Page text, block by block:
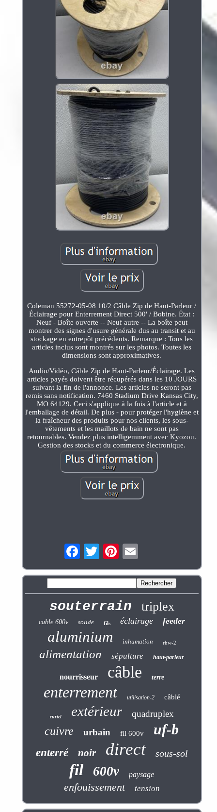
Coleman 55272-05-08 10/2 Câble Zip de Haut-Parleur /
Éclairage pour Enterrement Direct 500' / Bobine. État :
Neuf - Boîte ouverte -- Neuf autre -- La boîte peut
montrer des signes d'usure générale dus au transit et au
stockage en entrepôt précédents. Remarque : Tous les
articles inclus sont montrés sur les photos. Toutes les
dimensions sont approximatives.
Audio/Vidéo, Câble Zip de Haut-Parleur/Éclairage. Les
articles payés doivent être récupérés dans les 10 JOURS
suivant la fin de l'annonce. Les articles ne seront pas
remis sans notification. 7460 Stadium Drive Kansas City,
MO 64129. Ceci s'applique à la fois à l'article et à
l'emballage de détail. De plus - pour protéger l'hygiène et
la fraîcheur des produits pour nos clients, les sous-
vêtements et les maillots de bain ne sont pas
retournables. Vendez plus intelligemment avec Kyozou.
Gestion des stocks et du commerce électronique.
souterrain triplex
cable 600v solide fils éclairage feeder
aluminium inhumation rhw-2
alimentation sépulture haut-parleur
nourrisseur câble terre
enterrement utilisation-2 câblé
curiel extérieur quadruplex
cuivre urbain fil 600v uf-b
enterré noir direct sous-sol
fil 600v paysage
enfouissement tension